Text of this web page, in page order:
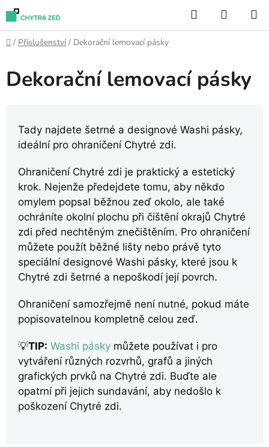
Přejít
na
obsah
Hledat
KOŠÍK
Domů
/ Příslušenství / Dekorační lemovací pásky
Dekorační lemovací pásky
Tady najdete šetrné a designové Washi pásky,
ideální pro ohraničení Chytré zdi.
Ohraničení Chytré zdi je praktický a estetický
krok. Nejenže předejdete tomu, aby někdo
omylem popsal běžnou zeď okolo, ale také
ochráníte okolní plochu při čištění okrajů Chytré
zdi před nechtěným znečištěním. Pro ohraničení
můžete použít běžné lišty nebo právě tyto
speciální designové Washi pásky, které jsou k
Chytré zdi šetrné a nepoškodí její povrch.
Ohraničení samozřejmě není nutné, pokud máte
popisovatelnou kompletně celou zeď.
💡TIP: Washi pásky můžete používat i pro
vytváření různých rozvrhů, grafů a jiných
grafických prvků na Chytré zdi. Buďte ale
opatrní při jejich sundavání, aby nedošlo k
poškození Chytré zdi.